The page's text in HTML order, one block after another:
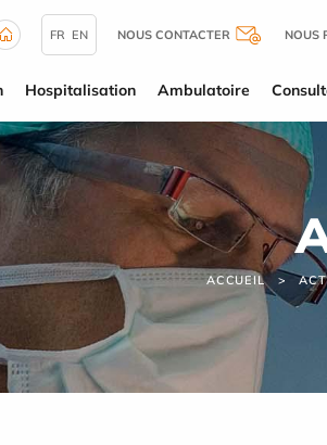
FR EN NOUS CONTACTER NOUS
Hospitalisation Ambulatoire
ACCUEIL